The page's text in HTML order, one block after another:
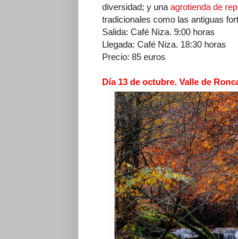
diversidad; y una agrotienda de
tradicionales como las antiguas
Salida: Café Niza. 9:00 horas
Llegada: Café Niza. 18:30 horas
Precio: 85 euros
Día 13 de octubre. Valle de